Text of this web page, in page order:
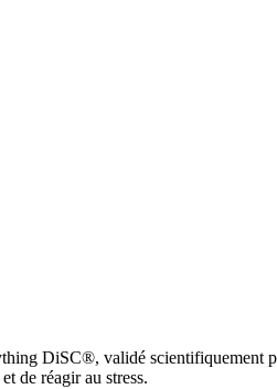
DiSC®, validé scientifiquement
de réagir au stress.